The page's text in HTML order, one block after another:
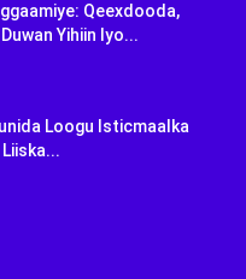
Qeexdooda,
Yihiin Iyo...
Loogu Isticmaalka